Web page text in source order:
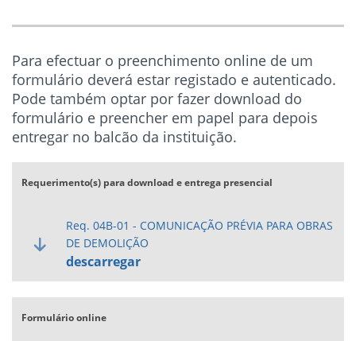
Para efectuar o preenchimento online de um
formulário deverá estar registado e autenticado.
Pode também optar por fazer download do
formulário e preencher em papel para depois
entregar no balcão da instituição.
Requerimento(s) para download e entrega presencial
Req. 04B-01 - COMUNICAÇÃO PRÉVIA PARA OBRAS
DE DEMOLIÇÃO
descarregar
Formulário online